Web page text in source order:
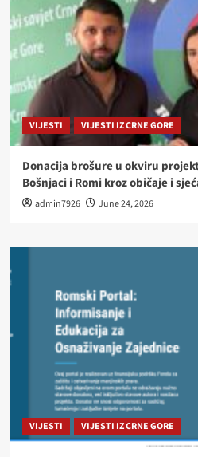
VIJESTI VIJESTI IZ CRNE GORE
Donacija brošure u okviru
Bošnjaci i Romi kroz običaje i
admin7926 June 24, 2026
VIJESTI VIJESTI IZ CRNE GORE